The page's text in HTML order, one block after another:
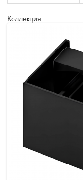
Коллекция